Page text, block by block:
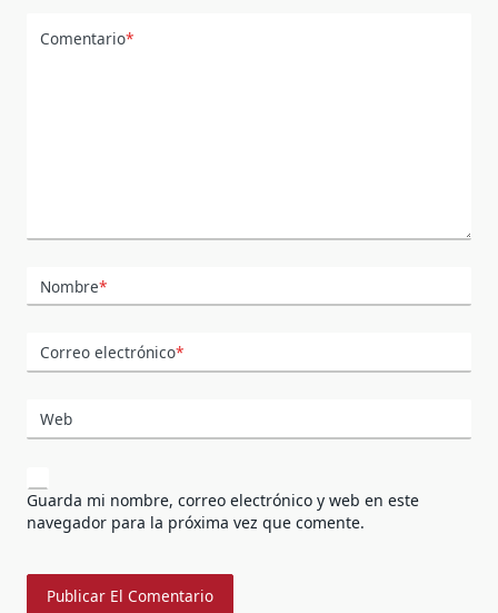
Comentario*
Nombre*
Correo electrónico*
Web
Guarda mi nombre, correo electrónico y web en este
navegador para la próxima vez que comente.